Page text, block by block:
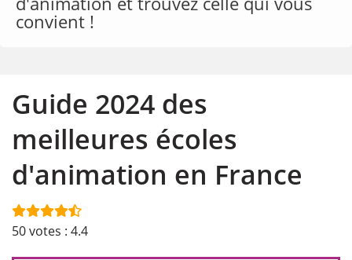
convient !
Guide 2024 des
meilleures écoles
d'animation en France
50votes : 4.4